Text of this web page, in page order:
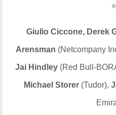
⭐
Giulio Ciccone, Derek
Arensman (Netcompany
Jai Hindley (Red Bull-
Michael Storer(Tudor),